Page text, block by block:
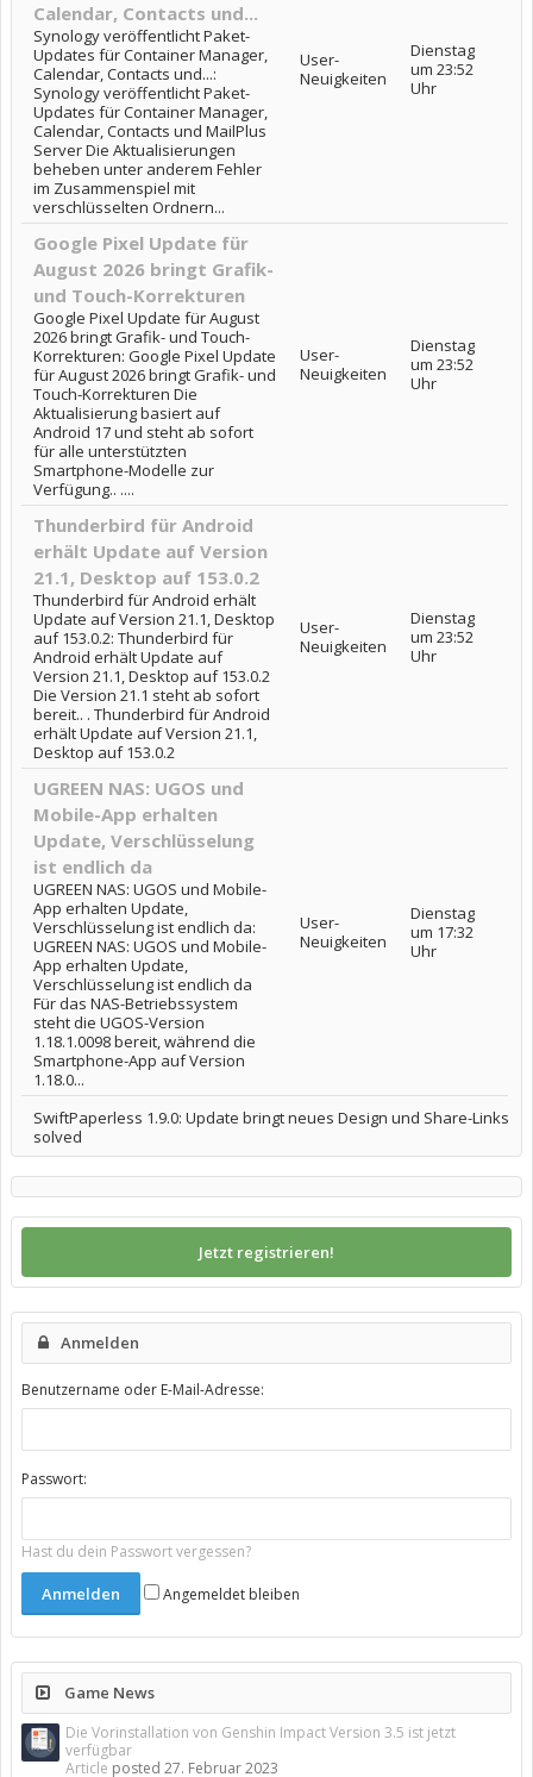
Calendar, Contacts und...
Synology veröffentlicht Paket-
Updates für Container Manager,
Calendar, Contacts und...:
Synology veröffentlicht Paket-
Updates für Container Manager,
Calendar, Contacts und MailPlus
Server Die Aktualisierungen
beheben unter anderem Fehler
im Zusammenspiel mit
verschlüsselten Ordnern...
User-
Neuigkeiten
Dienstag
um 23:52
Uhr
Google Pixel Update für
August 2026 bringt Grafik-
und Touch-Korrekturen
Google Pixel Update für August
2026 bringt Grafik- und Touch-
Korrekturen: Google Pixel Update
für August 2026 bringt Grafik- und
Touch-Korrekturen Die
Aktualisierung basiert auf
Android 17 und steht ab sofort
für alle unterstützten
Smartphone-Modelle zur
Verfügung.. ....
User-
Neuigkeiten
Dienstag
um 23:52
Uhr
Thunderbird für Android
erhält Update auf Version
21.1, Desktop auf 153.0.2
Thunderbird für Android erhält
Update auf Version 21.1, Desktop
auf 153.0.2: Thunderbird für
Android erhält Update auf
Version 21.1, Desktop auf 153.0.2
Die Version 21.1 steht ab sofort
bereit.. . Thunderbird für Android
erhält Update auf Version 21.1,
Desktop auf 153.0.2
User-
Neuigkeiten
Dienstag
um 23:52
Uhr
UGREEN NAS: UGOS und
Mobile-App erhalten
Update, Verschlüsselung
ist endlich da
UGREEN NAS: UGOS und Mobile-
App erhalten Update,
Verschlüsselung ist endlich da:
UGREEN NAS: UGOS und Mobile-
App erhalten Update,
Verschlüsselung ist endlich da
Für das NAS-Betriebssystem
steht die UGOS-Version
1.18.1.0098 bereit, während die
Smartphone-App auf Version
1.18.0...
User-
Neuigkeiten
Dienstag
um 17:32
Uhr
SwiftPaperless 1.9.0: Update bringt neues Design und Share-Links
solved
Jetzt registrieren!
Anmelden
Benutzername oder E-Mail-Adresse:
Passwort:
Hast du dein Passwort vergessen?
Angemeldet bleiben
Game News
Die Vorinstallation von Genshin Impact Version 3.5 ist jetzt
verfügbar
Article posted 27. Februar 2023